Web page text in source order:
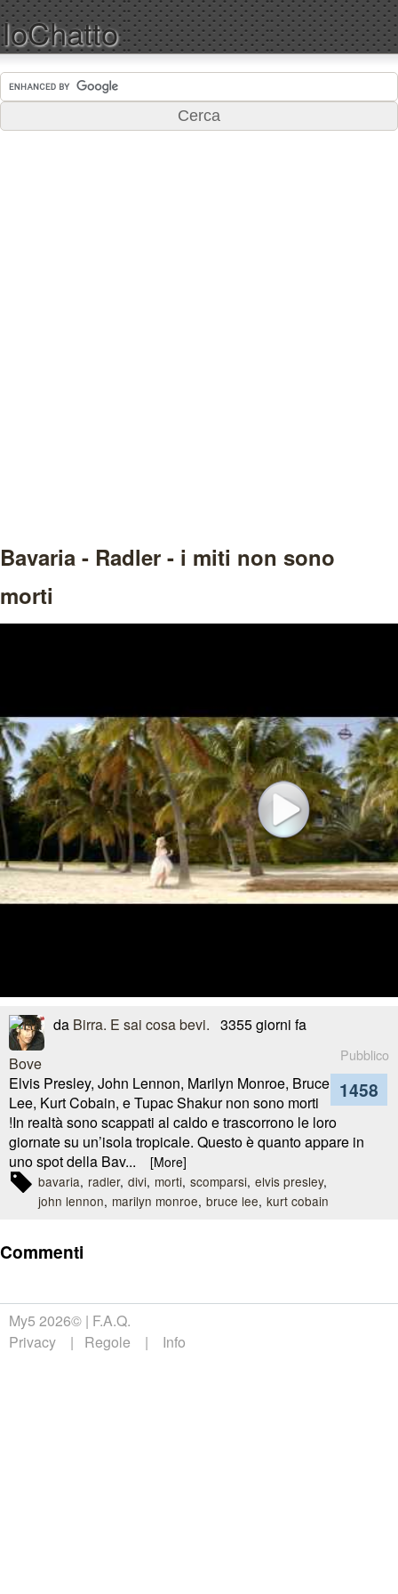
IoChatto
Bavaria - Radler - i miti non sono
morti
da Birra. E sai cosa bevi. 3355 giorni fa
Pubblico
1458
Elvis Presley, John Lennon, Marilyn Monroe, Bruce
Lee, Kurt Cobain, e Tupac Shakur non sono morti
!In realtà sono scappati al caldo e trascorrono le loro
giornate su un’isola tropicale. Questo è quanto appare in
uno spot della Bav... [More]
bavaria radler divi morti scomparsi elvis presley
john lennon marilyn monroe bruce lee kurt cobain
Commenti
My5 2026© F.A.Q.
Privacy
Regole Info